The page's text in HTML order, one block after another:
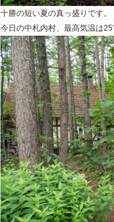
十勝の短い夏の真っ盛りです。
今日の中札内村、最高気温は